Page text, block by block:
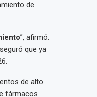
de
”, afirmó.
que ya
de alto
fármacos